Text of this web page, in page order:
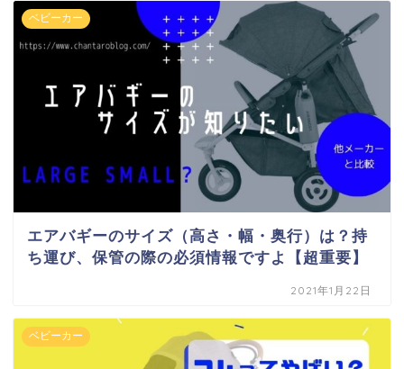
ベビーカー
エアバギーのサイズ（高さ・幅・奥行）は？持
ち運び、保管の際の必須情報ですよ【超重要】
2021年1月22日
ベビーカー